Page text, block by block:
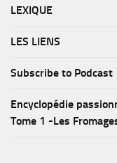
LEXIQUE
LES LIENS
Subscribe to Podcast
Encyclopédie
Tome 1 -Les